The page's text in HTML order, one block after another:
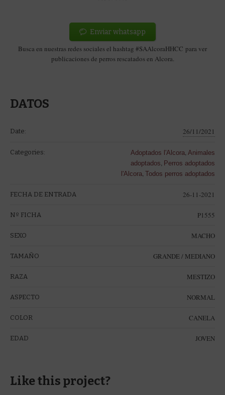
Enviar whatsapp
Busca en nuestras redes sociales el hashtag #SAAlcoraHHCC para ver
publicaciones de perros rescatados en Alcora.
DATOS
Date: 26/11/2021
Categories: Adoptados l'Alcora, Animales
adoptados, Perros adoptados
l'Alcora, Todos perros adoptados
FECHA DE ENTRADA 26-11-2021
Nº FICHA P1555
SEXO MACHO
TAMAÑO GRANDE / MEDIANO
RAZA MESTIZO
ASPECTO NORMAL
COLOR CANELA
EDAD JOVEN
Like this project?